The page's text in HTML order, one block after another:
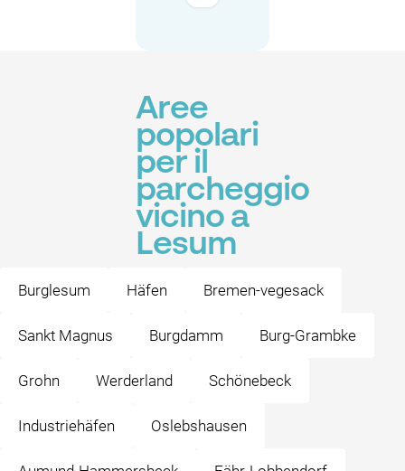
Aree
popolari
per il
parcheggio
vicino a
Lesum
Burglesum Häfen Bremen-vegesack
Sankt Magnus Burgdamm Burg-Grambke
Grohn Werderland Schönebeck
Industriehäfen Oslebshausen